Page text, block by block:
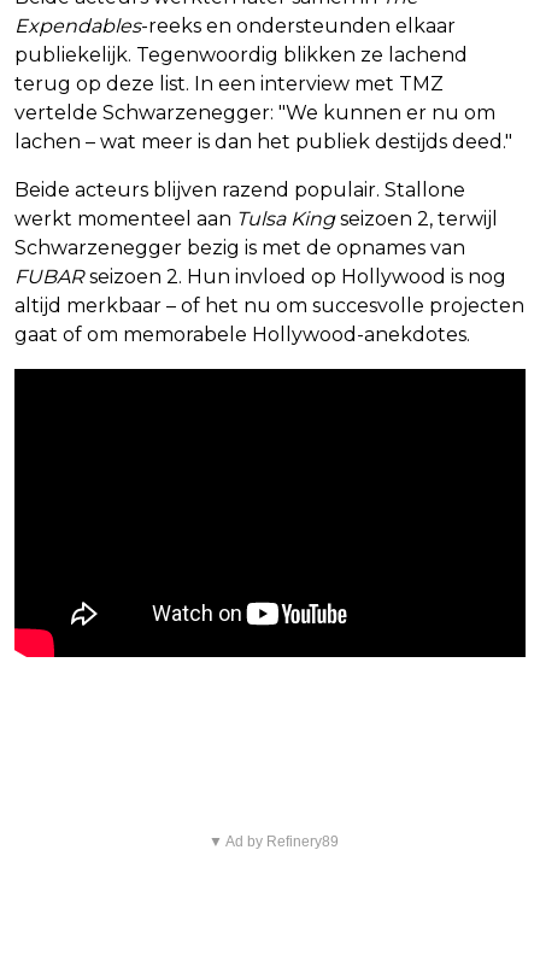
Expendables-reeks en ondersteunden elkaar
publiekelijk. Tegenwoordig blikken ze lachend
terug op deze list. In een interview met TMZ
vertelde Schwarzenegger: "We kunnen er nu om
lachen – wat meer is dan het publiek destijds deed."
Beide acteurs blijven razend populair. Stallone
werkt momenteel aan Tulsa Kingseizoen 2, terwijl
Schwarzenegger bezig is met de opnames van
FUBARseizoen 2. Hun invloed op Hollywood is nog
altijd merkbaar – of het nu om succesvolle projecten
gaat of om memorabele Hollywood-anekdotes.
▼ Ad by Refinery89